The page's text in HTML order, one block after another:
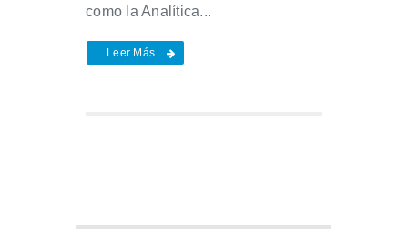
como la Analítica...
Leer Más